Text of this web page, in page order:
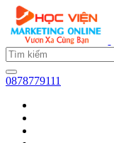
0878779111